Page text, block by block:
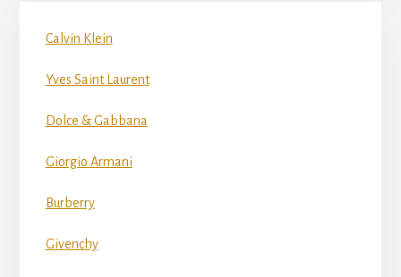
Calvin Klein
Yves Saint Laurent
Dolce & Gabbana
Giorgio Armani
Burberry
Givenchy